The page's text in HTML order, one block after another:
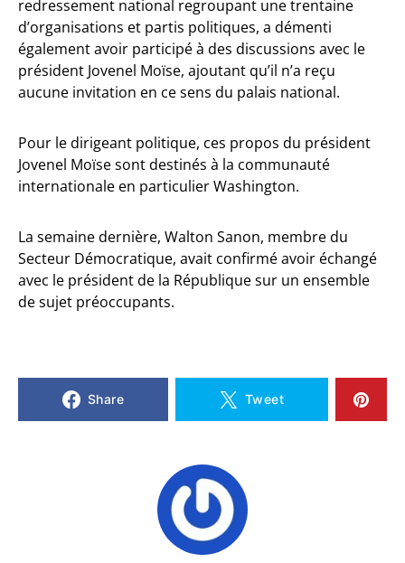
redressement national regroupant une trentaine
d’organisations et partis politiques, a démenti
également avoir participé à des discussions avec le
président Jovenel Moïse, ajoutant qu’il n’a reçu
aucune invitation en ce sens du palais national.
Pour le dirigeant politique, ces propos du président
Jovenel Moïse sont destinés à la communauté
internationale en particulier Washington.
La semaine dernière, Walton Sanon, membre du
Secteur Démocratique, avait confirmé avoir échangé
avec le président de la République sur un ensemble
de sujet préoccupants.
Share Tweet